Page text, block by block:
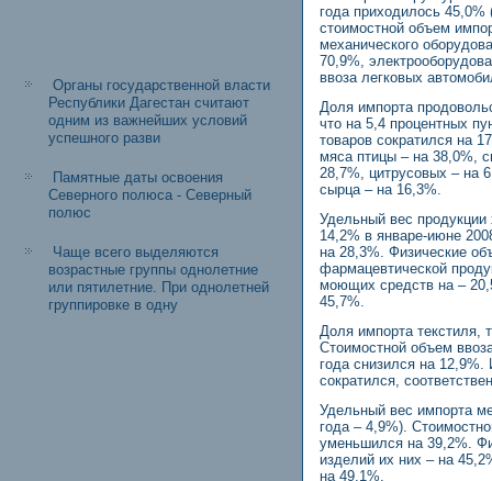
Органы государственной власти
Республики Дагестан считают
одним из важнейших условий
успешного разви
Памятные даты освоения
Северного полюса - Северный
полюс
Чаще всего выделяются
возрастные группы однолетние
или пятилетние. При однолетней
группировке в одну
года приходилось
стоимостной объем
механического
70,9%,
ввоза легковых
Доля импорта
что на 5,4 процентных
товаров сократился на
мяса птицы – на 38,0%,
28,7%, цитрусовых – на
сырца – на 16,3%.
Удельный вес продукции
14,2% в январе-июне
на 28,3%. Физические
фармацевтической
моющих средств на –
45,7%.
Доля импорта текстиля,
Стоимостной объем
года снизился на
сократился,
Удельный вес импорта
года – 4,9%).
уменьшился на 39,2%.
изделий их них – на
на 49,1%.